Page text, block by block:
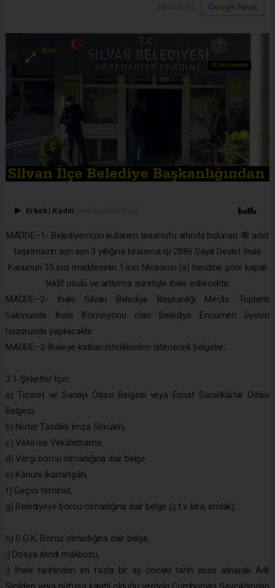
Erkek | Kadın
MADDE–1- Belediyemizin kullanım tasarrufu altında bulunan 48 adet
taşınmazın ayrı ayrı 3 yıllığına kiralama işi 2886 Sayılı Devlet İhale
Kanunun 35 inci maddesinin 1 inci fıkrasının (a) bendine göre kapalı
teklif usulü ve arttırma suretiyle ihale edilecektir.
MADDE–2- İhale Silvan Belediye Başkanlığı Meclis Toplantı
Salonunda İhale Komisyonu olan Belediye Encümen üyeleri
huzurunda yapılacaktır.
MADDE–3-İhaleye katılan isteklilerden istenecek belgeler;
3.1-Şirketler İçin;
a) Ticaret ve Sanayi Odası Belgesi veya Esnaf Sanatkârlar Odası
Belgesi,
b) Noter Tasdikli İmza Sirküleri,
c) Vekil ise Vekâletname,
d) Vergi borcu olmadığına dair belge
e) Kanuni İkametgâh,
f) Geçici teminat,
g) Belediyeye borcu olmadığına dair belge (ç.t.v. kira, emlak),
h) S.G.K. Borcu olmadığına dair belge,
ı) Dosya alındı makbuzu,
i) İhale tarihinden en fazla bir ay önceki tarih esas alınarak Adli